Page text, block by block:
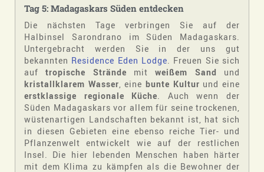
Tag 5: Madagaskars Süden entdecken
Die nächsten Tage verbringen Sie auf der
Halbinsel Sarondrano im Süden Madagaskars.
Untergebracht werden Sie in der uns gut
bekannten Residence Eden Lodge . Freuen Sie sich
auftropische Strände mitweißem Sand und
kristallklarem Wasser , einebunte Kultur und eine
erstklassige regionale Küche . Auch wenn der
Süden Madagaskars vor allem für seine trockenen,
wüstenartigen Landschaften bekannt ist, hat sich
in diesen Gebieten eine ebenso reiche Tier- und
Pflanzenwelt entwickelt wie auf der restlichen
Insel. Die hier lebenden Menschen haben härter
mit dem Klima zu kämpfen als die Bewohner der